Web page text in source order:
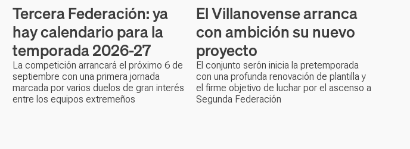
Tercera Federación: ya
hay calendario para la
temporada 2026-27
La competición arrancará el próximo 6 de
septiembre con una primera jornada
marcada por varios duelos de gran interés
entre los equipos extremeños
El Villanovense arranca
con ambición su nuevo
proyecto
El conjunto serón inicia la pretemporada
con una profunda renovación de plantilla y
el firme objetivo de luchar por el ascenso a
Segunda Federación